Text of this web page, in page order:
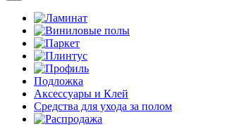
Ламинат
Виниловые полы
Паркет
Плинтус
Профиль
Подложка
Аксессуары и Клей
Средства для ухода за полом
Распродажа